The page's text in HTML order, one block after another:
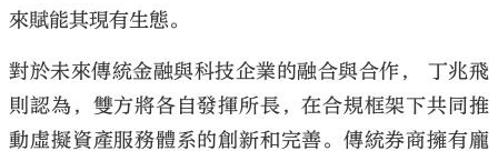
來賦能其現有生態。
對於未來傳統金融與科技企業的融合與合作， 丁兆飛
則認為，雙方將各自發揮所長，在合規框架下共同推
動虛擬資產服務體系的創新和完善。傳統券商擁有龐